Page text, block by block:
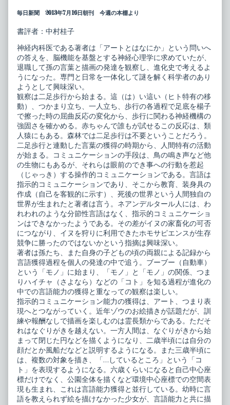
毎日新聞 2013年7月16日朝刊 今週の本棚より
書評者：中村桂子
神経内科医である著者は「アートとはなにか」という問いへ
の答えを、脳機能を基盤とする神経心理学に求めていたが、
退職して孫の言葉と描画の発達を観察し、進化史で考えるよ
うになった。専門と日常を一体化して謎を解く科学者のあり
ようとして興味深い。
観察は二足歩行から始まる。這（は）い這い（ヒト特有の移
動）、つかまり立ち、一人立ち、歩行の各過程で足底を楊子
で擦った時の屈曲反応の変化から、歩行に関わる神経機構の
強固さを確かめる。赤ちゃんで誰もが試せるこの反応は、類
人猿にもある。森林では二足歩行は不要ということだろう。
二足歩行と連動した言葉の獲得の時期から、人間特有の活動
が始まる。コミュニケーションの手段は、鳥の鳴き声など他
の生物にもあるが、それらは眼前のでき事への行動を惹起
（じゃっき）する操作的コミュニケーションである。言語は
指示的コミュニケーションであり、そこから教育、装身具の
作成（自己を客観的に示す）、死後の世界という人間独自の
世界が生まれたと著者は言う。ネアンデルタール人には、わ
れわれのような分節性言語はなく、指示的コミュニケーショ
ンはできなかったようである。その差がイヌの家畜化の可否
につながり、イヌを狩りに利用できたホモサピエンスが生存
競争に勝ったのではないかという指摘は興味深い。
著者は孫たち、また自身の子どもの頃の両親による記録から
言語獲得過程を個人の発達の中で追う。ブーブー（自動車）
という「モノ」に始まり、「モノ」と「モノ」の関係、つま
りハイチャ（さよなら）などの「コト」を知る過程が進化の
中での言語能力の獲得と重なっての観察は楽しい。
指示的コミュニケーション能力の獲得は、アート、つまり表
現へとつながっていく。近年ゾウのお絵描きが話題だが、訓
練や報酬なしで描画を楽しむのは霊長類からである。ただそ
れはなぐりがきを越えない。一方人間は、なぐりがきから始
まって閉じた円などを描くようになり、二歳半頃には自分の
顔だとか風船だなどと説明するようになる。また三歳半頃に
は、複数の対象を描き、「…しているところ」という「コ
ト」を表現するようになる。六歳くらいになると自己中心座
標だけでなく、公園全体を描くなど環境中心座標での空間表
現も生まれ、これは言語能力獲得と並行している。幼時に言
語を教えられず絵を描けなかった少女が、言語能力と共に描